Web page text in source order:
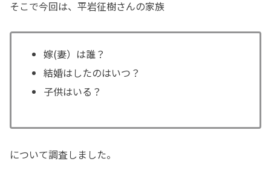
そこで今回は、平岩征樹さんの家族
嫁(妻）は誰？
結婚はしたのはいつ？
子供はいる？
について調査しました。